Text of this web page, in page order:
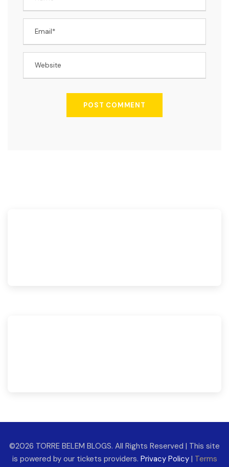
©2026 TORRE BELEM BLOGS. All Rights Reserved | This site
is powered by our tickets providers. Privacy Policy| Terms